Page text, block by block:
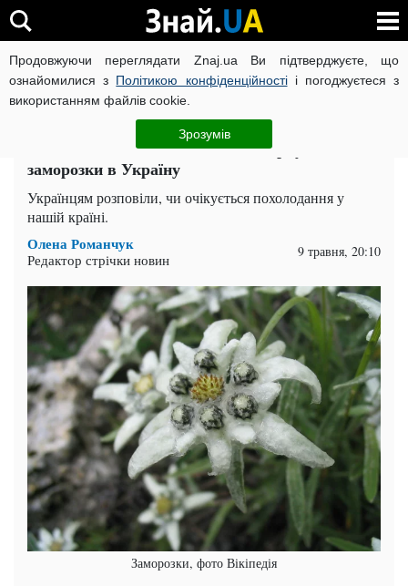
Продовжуючи переглядати Znaj.ua Ви підтверджуєте, що
ознайомилися з Політикою конфіденційностіі погоджуєтеся з
використанням файлів cookie.
Зрозумів
ВІЙНА РОСІЇ ПРОТИ УКРАЇНИ КОРОНАВІРУС В УКРАЇНІ
ЧИТАТЬ НА РУССКОМ
Зима ще не закінчилася? Чи повернуться
заморозки в Україну
Українцям розповіли, чи очікується похолодання у
нашій країні.
Олена Романчук
Редактор стрічки новин 9 травня, 20:10
Заморозки, фото Вікіпедія